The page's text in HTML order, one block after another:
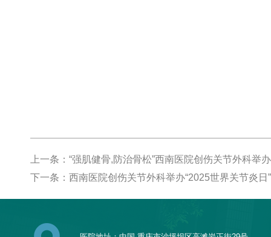
上一条：“强肌健骨,防治骨松”西南医院创伤关节外科举
下一条：西南医院创伤关节外科举办“2025世界关节炎日